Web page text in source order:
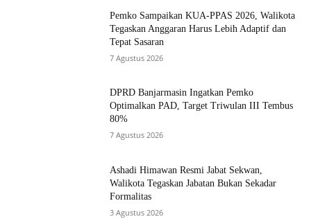
Pemko Sampaikan KUA-PPAS 2026, Walikota
Tegaskan Anggaran Harus Lebih Adaptif dan
Tepat Sasaran
7 Agustus 2026
DPRD Banjarmasin Ingatkan Pemko
Optimalkan PAD, Target Triwulan III Tembus
80%
7 Agustus 2026
Ashadi Himawan Resmi Jabat Sekwan,
Walikota Tegaskan Jabatan Bukan Sekadar
Formalitas
3 Agustus 2026